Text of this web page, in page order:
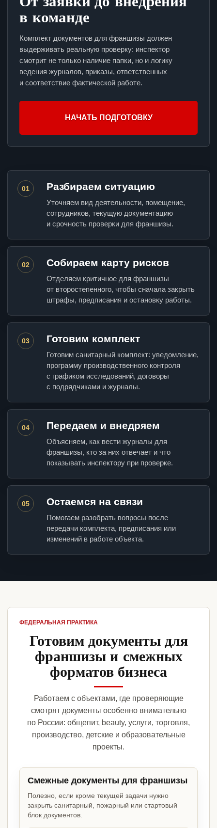
в команде
Комплект документов для франшизы должен
выдерживать реальную проверку: инспектор
смотрит не только наличие папки, но и логику
ведения журналов, приказы, ответственных
и соответствие фактической работе.
НАЧАТЬ ПОДГОТОВКУ
01 Разбираем ситуацию
Уточняем вид деятельности, помещение,
сотрудников, текущую документацию
и срочность проверки для франшизы.
02 Собираем карту рисков
Отделяем критичное для франшизы
от второстепенного, чтобы сначала закрыть
штрафы, предписания и остановку работы.
03 Готовим комплект
Готовим санитарный комплект: уведомление,
программу производственного контроля
с графиком исследований, договоры
с подрядчиками и журналы.
04 Передаем и внедряем
Объясняем, как вести журналы для
франшизы, кто за них отвечает и что
показывать инспектору при проверке.
05 Остаемся на связи
Помогаем разобрать вопросы после
передачи комплекта, предписания или
изменений в работе объекта.
ФЕДЕРАЛЬНАЯ ПРАКТИКА
Готовим документы для
франшизы и смежных
форматов бизнеса
Работаем с объектами, где проверяющие
смотрят документы особенно внимательно
по России: общепит, beauty, услуги, торговля,
производство, детские и образовательные
проекты.
Смежные документы для франшизы
Полезно, если кроме текущей задачи нужно
закрыть санитарный, пожарный или стартовый
блок документов.